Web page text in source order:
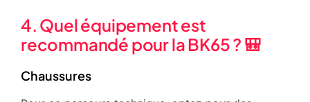
4. Quel équipement est
recommandé pour la BK65 ? 🎒
Chaussures